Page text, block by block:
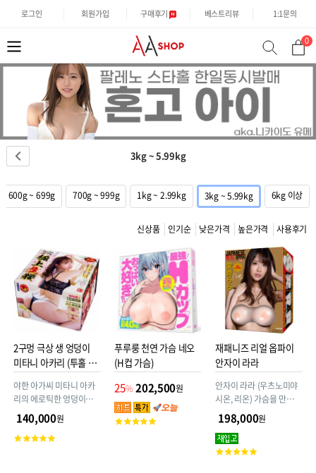
로그인 회원가입 구매후기 베스트리뷰 1:1문의
류
색
0
3kg ~ 5.99kg
600g ~ 699g 700g ~ 999g 1kg ~ 2.99kg 3kg ~ 5.99kg 6kg 이상
신상품 인기순 낮은가격 높은가격 사용후기
2구멍 극상 생 엉덩이
미타니 아카리 (투홀 극
야한 아가씨 미타니 아카
리의 에로틱한 엉덩이를
완전 재현한 3kg 오나홀!
자궁까지 대량사정하세
요. 애널구멍도 짜릿짜릿
140,000원
고
푸루룽 천연 가슴 네오
(H컵 가슴)
25% 202,500원
고
재패니즈 리얼 옵파이
안자이 라라
안자이 라라 (우츠노미야
시온, 리온) 가슴을 만져보
자! 가슴형 오나홀~
198,000원
고